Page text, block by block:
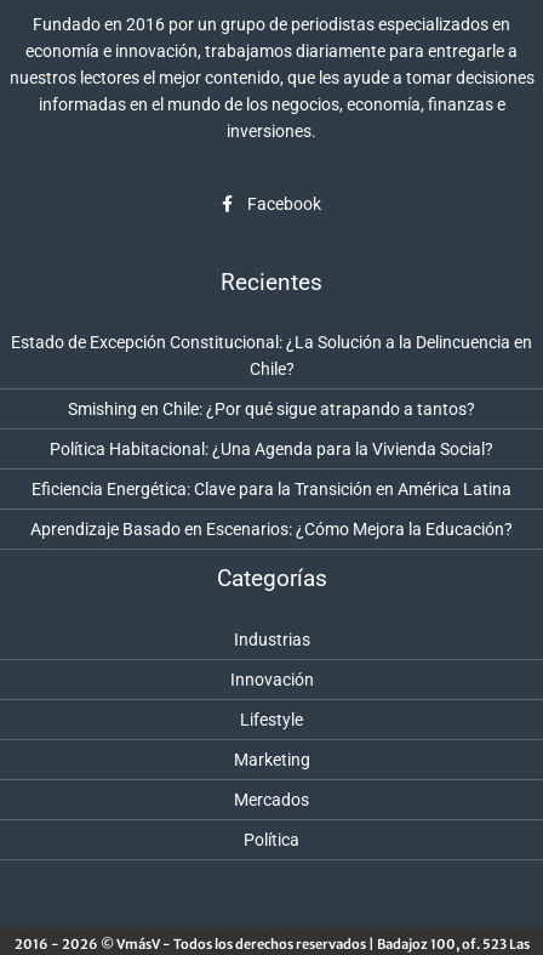
Fundado en 2016 por un grupo de periodistas especializados en
economía e innovación, trabajamos diariamente para entregarle a
nuestros lectores el mejor contenido, que les ayude a tomar decisiones
informadas en el mundo de los negocios, economía, finanzas e
inversiones.
Facebook
Recientes
Estado de Excepción Constitucional: ¿La Solución a la Delincuencia en
Chile?
Smishing en Chile: ¿Por qué sigue atrapando a tantos?
Política Habitacional: ¿Una Agenda para la Vivienda Social?
Eficiencia Energética: Clave para la Transición en América Latina
Aprendizaje Basado en Escenarios: ¿Cómo Mejora la Educación?
Categorías
Industrias
Innovación
Lifestyle
Marketing
Mercados
Política
2016 - 2026 © VmásV - Todos los derechos reservados | Badajoz 100, of. 523 Las